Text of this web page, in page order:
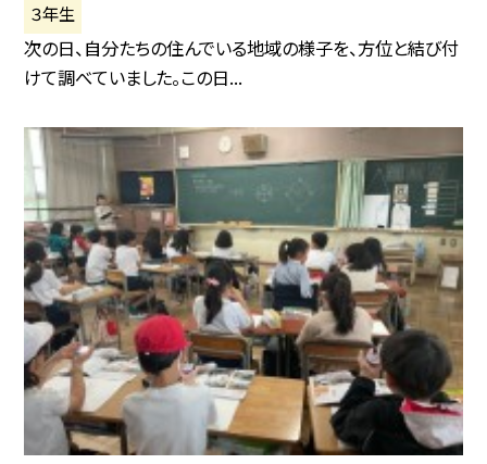
３年生
次の日、自分たちの住んでいる地域の様子を、方位と結び付
けて調べていました。この日...